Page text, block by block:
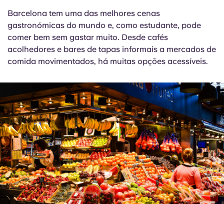
Barcelona tem uma das melhores cenas
gastronómicas do mundo e, como estudante, pode
comer bem sem gastar muito. Desde cafés
acolhedores e bares de tapas informais a mercados de
comida movimentados, há muitas opções acessíveis.